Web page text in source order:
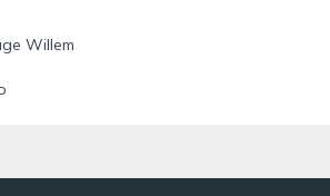
Willem